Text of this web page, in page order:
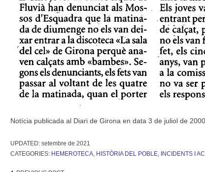
Notícia publicada al Diari de Girona en data 3 de juliol de 2000
UPDATED: setembre de 2021
CATEGORIES: HEMEROTECA, HISTÒRIA DEL POBLE, INCIDENTS I